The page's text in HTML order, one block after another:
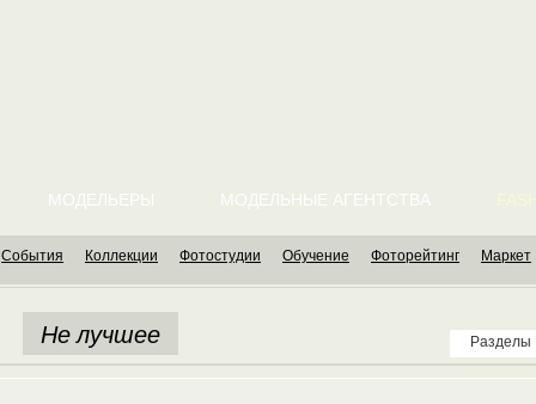
МОДЕЛЬЕРЫ МОДЕЛЬНЫЕ АГЕНТСТВА
События Коллекции Фотостудии Обучение Фоторейтинг Маркет
Разделы
Не лучшее